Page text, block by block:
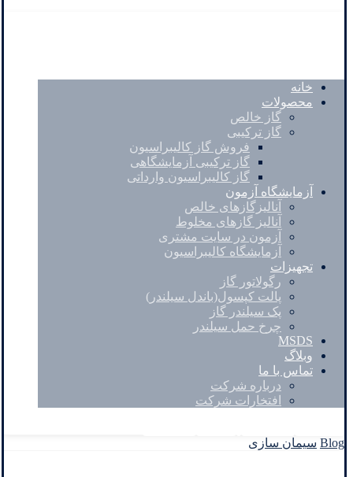
خانه
محصولات
گاز خالص
گاز ترکیبی
فروش گاز کالیبراسیون
گاز ترکیبی آزمایشگاهی
گاز کالیبراسیون وارداتی
آزمایشگاه آزمون
آنالیزگازهای خالص
آنالیز گازهای مخلوط
آزمون در سایت مشتری
آزمایشگاه کالیبراسیون
تجهیزات
رگولاتور گاز
پالت کپسول(باندل سیلندر)
پک سیلندر گاز
چرخ حمل سیلندر
MSDS
وبلاگ
تماس با ما
درباره شرکت
افتخارات شرکت
Blog سیمان سازی